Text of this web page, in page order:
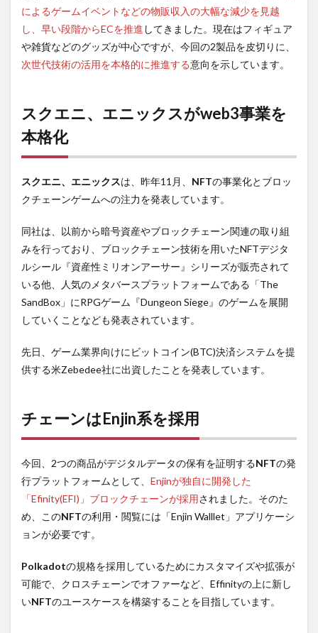
によるゲームイベントなどの物販収入の大幅な減少を見越
し、早い段階からECを推進 してきました。現在はフィギュア
や雑貨などのグッズが中心ですが、今回の2製品を皮切りに、
次世代技術の活用を本格的に推進する意向を示しています。
スクエニ、エニックスがweb3事業を
本格化
スクエニ、エニックスは、昨年11月、 NFTの事業化とブロッ
クチェーンゲームへの注力を発表しています。
同社は、以前から暗号資産やブロックチェーン関連の取り組
みを行っており、ブロックチェーン技術を用いたNFTデジタ
ルシール『資産性ミリオンアーサー』シリーズが販売されて
いる他、人気のメタバースプラットフォームである「The
SandBox」にRPGゲーム『Dungeon Siege』のゲームを展開
していくことなども発表されています。
先日、ゲーム業界向けにビットコイン(BTC)決済システムを提
供する米Zebedee社に出資したことを発表しています。
チェーンはEnjin系を採用
今回、2つの商品がデジタルデータの保有を証明するNFTの発
行プラットフォームとして、 Enjinが独自に開発した
「Efinity(EFI)」ブロックチェーンが採用されました。そのた
め、このNFTの利用・閲覧には「Enjin Walllet」アプリケーシ
ョンが必要です。
Polkadotの規格を採用しているためにカスタマイズや拡張が
可能で、クロスチェーンでオファーなど、Effinityの上に新し
いNFTのユースケースを構築することを目指しています。